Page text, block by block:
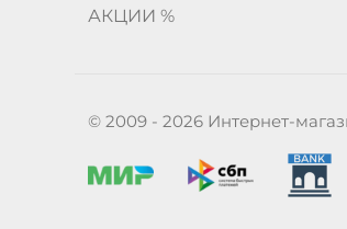
АКЦИИ %
© 2009 - 2026 Интернет-